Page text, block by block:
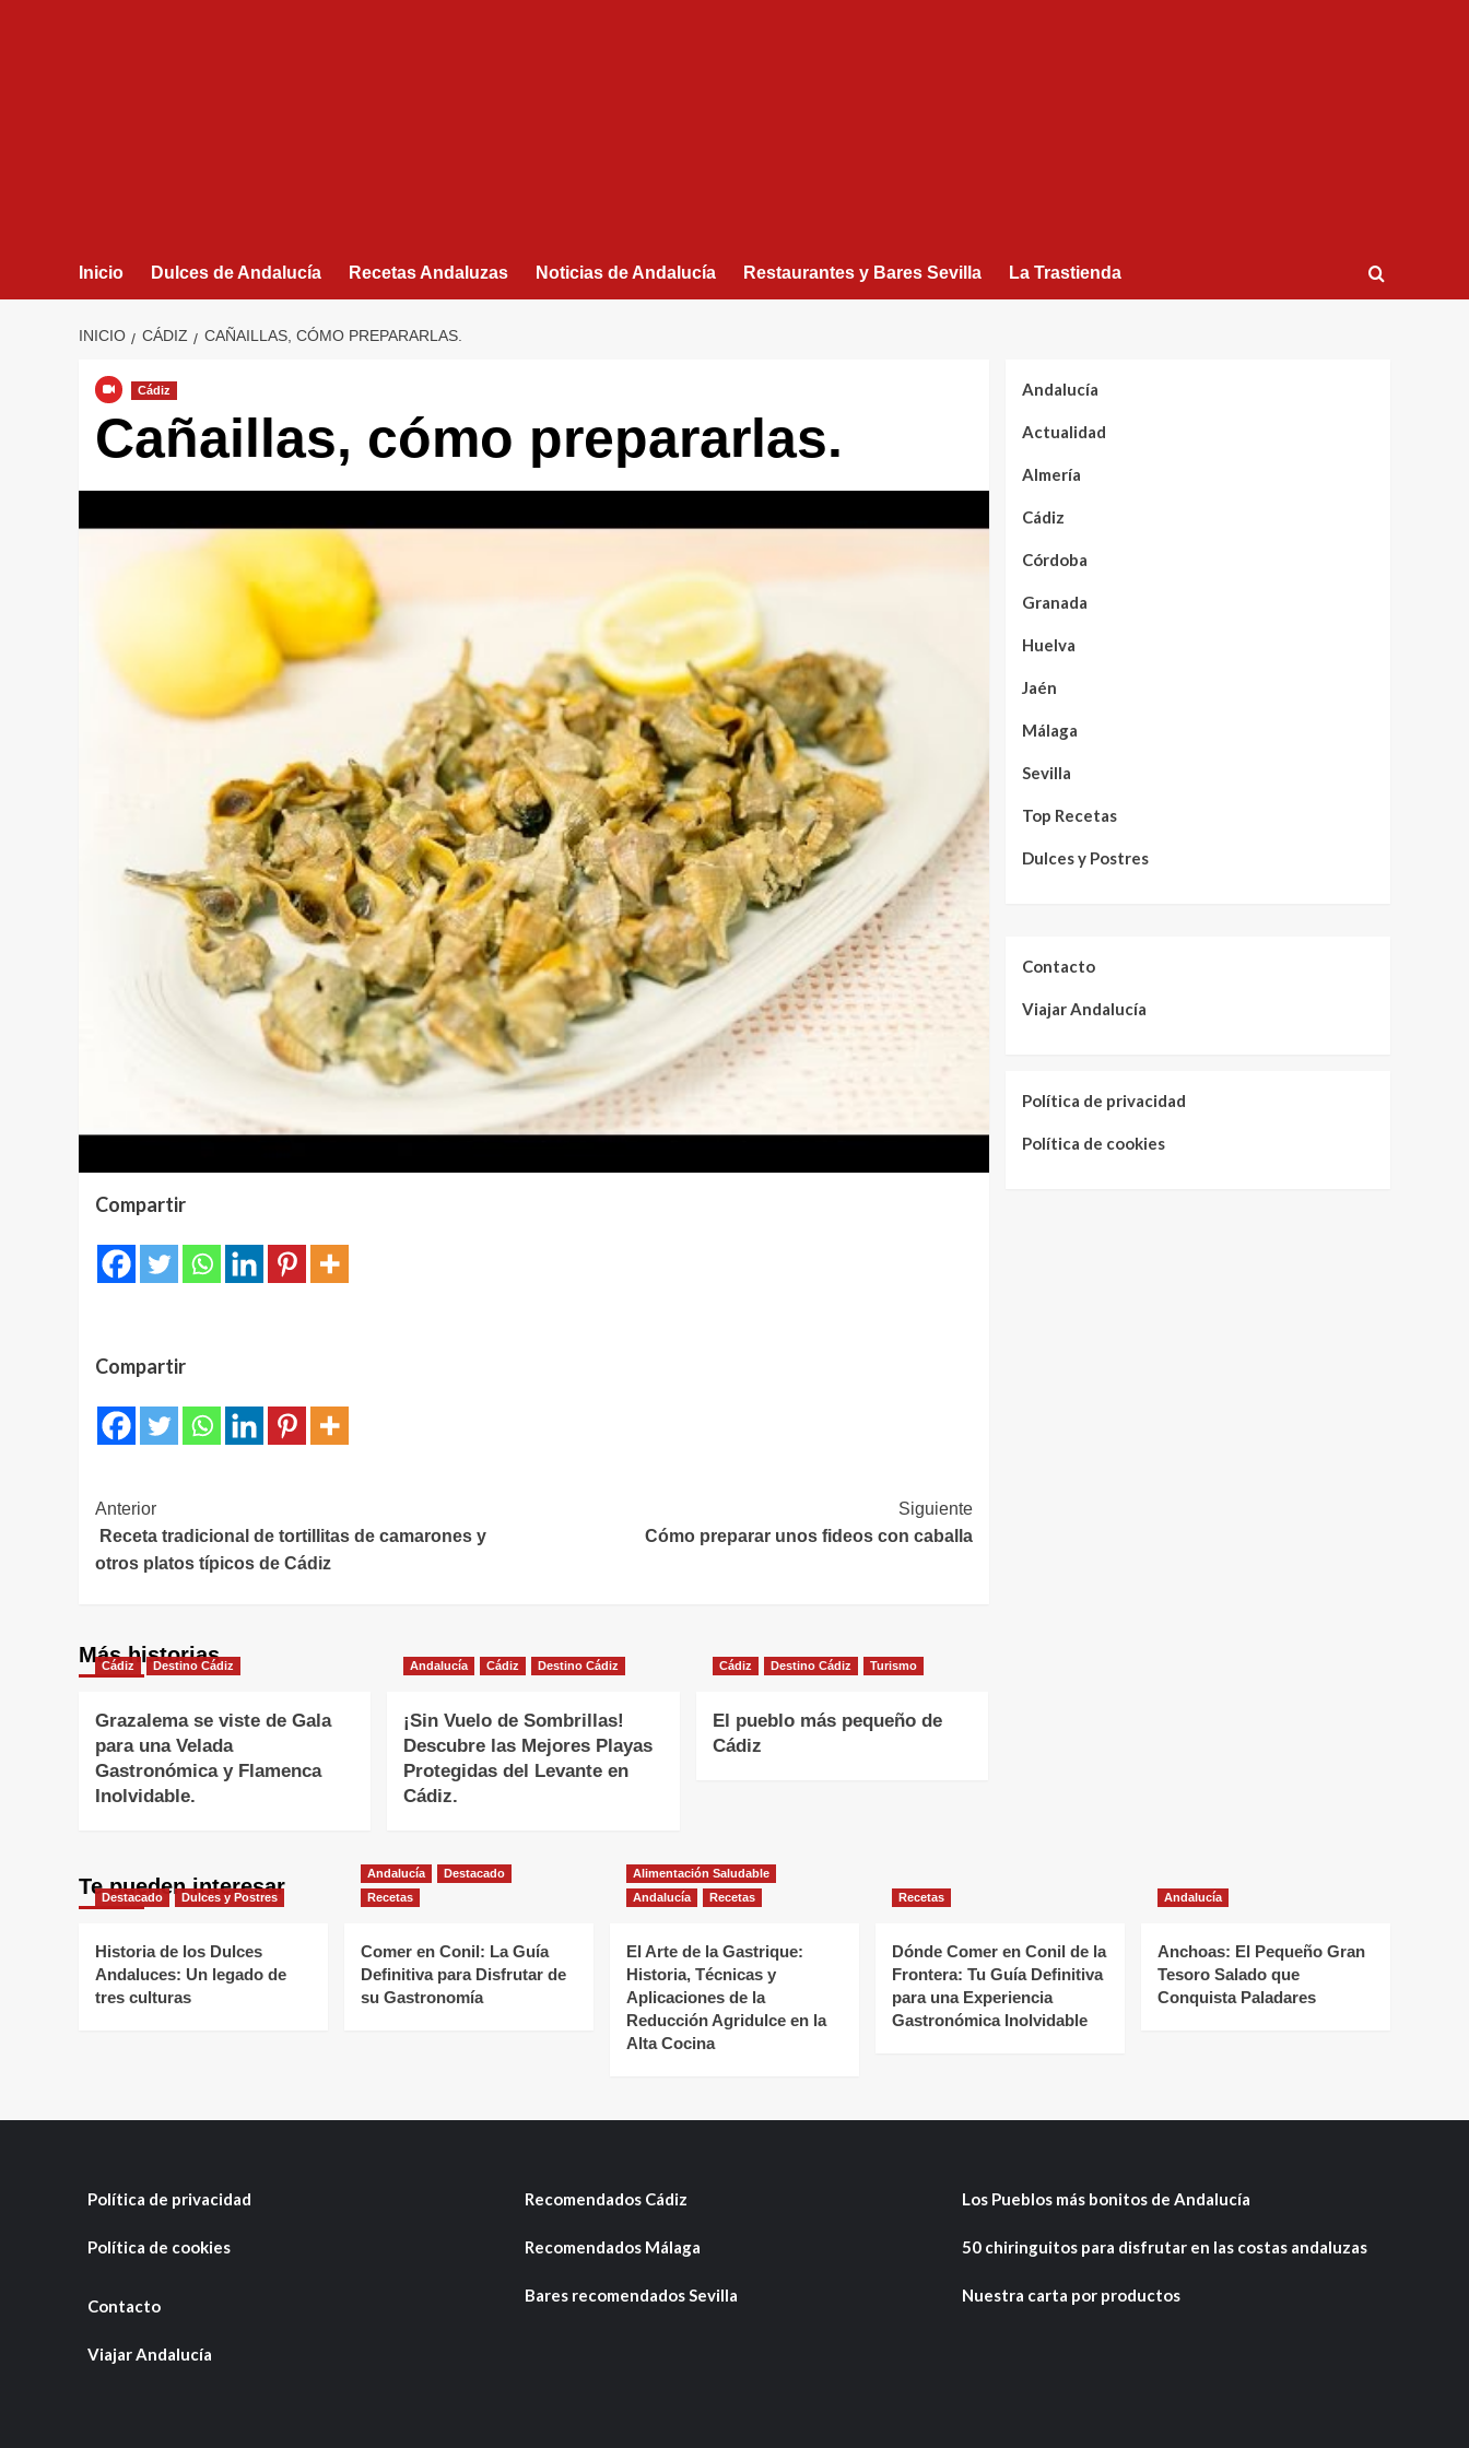
Inicio Dulces de Andalucía Recetas Andaluzas Noticias de Andalucía Restaurantes y Bares Sevilla La Trastienda
INICIO CÁDIZ CAÑAILLAS, CÓMO PREPARARLAS.
Cádiz
Cañaillas, cómo prepararlas.
Compartir
Compartir
Navegación
de
entradas
Anterior
Receta tradicional de tortillitas de camarones y
otros platos típicos de Cádiz
Siguiente
Cómo preparar unos fideos con caballa
Más historias
Cádiz Destino Cádiz
Grazalema se viste de Gala
para una Velada
Gastronómica y Flamenca
Inolvidable.
Andalucía Cádiz Destino Cádiz
¡Sin Vuelo de Sombrillas!
Descubre las Mejores Playas
Protegidas del Levante en
Cádiz.
Cádiz Destino Cádiz Turismo
El pueblo más pequeño de
Cádiz
Andalucía
Actualidad
Almería
Cádiz
Córdoba
Granada
Huelva
Jaén
Málaga
Sevilla
Top Recetas
Dulces y Postres
Contacto
Viajar Andalucía
Política de privacidad
Política de cookies
Te pueden interesar
Destacado Dulces y Postres
Historia de los Dulces
Andaluces: Un legado de
tres culturas
Andalucía
Destacado
Recetas
Comer en Conil: La Guía
Definitiva para Disfrutar de
su Gastronomía
Alimentación Saludable
Andalucía
Recetas
El Arte de la Gastrique:
Historia, Técnicas y
Aplicaciones de la
Reducción Agridulce en la
Alta Cocina
Recetas
Dónde Comer en Conil de la
Frontera: Tu Guía Definitiva
para una Experiencia
Gastronómica Inolvidable
Andalucía
Anchoas: El Pequeño Gran
Tesoro Salado que
Conquista Paladares
Política de privacidad
Política de cookies
Contacto
Viajar Andalucía
Recomendados Cádiz
Recomendados Málaga
Bares recomendados Sevilla
Los Pueblos más bonitos de Andalucía
50 chiringuitos para disfrutar en las costas andaluzas
Nuestra carta por productos